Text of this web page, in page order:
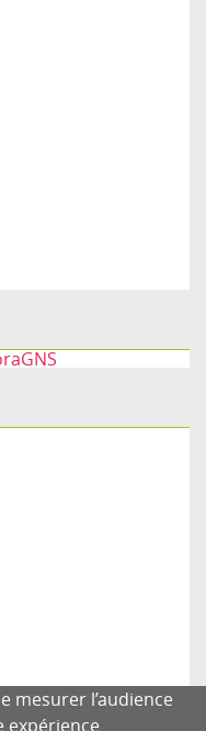
mesurer l’audience
expérience